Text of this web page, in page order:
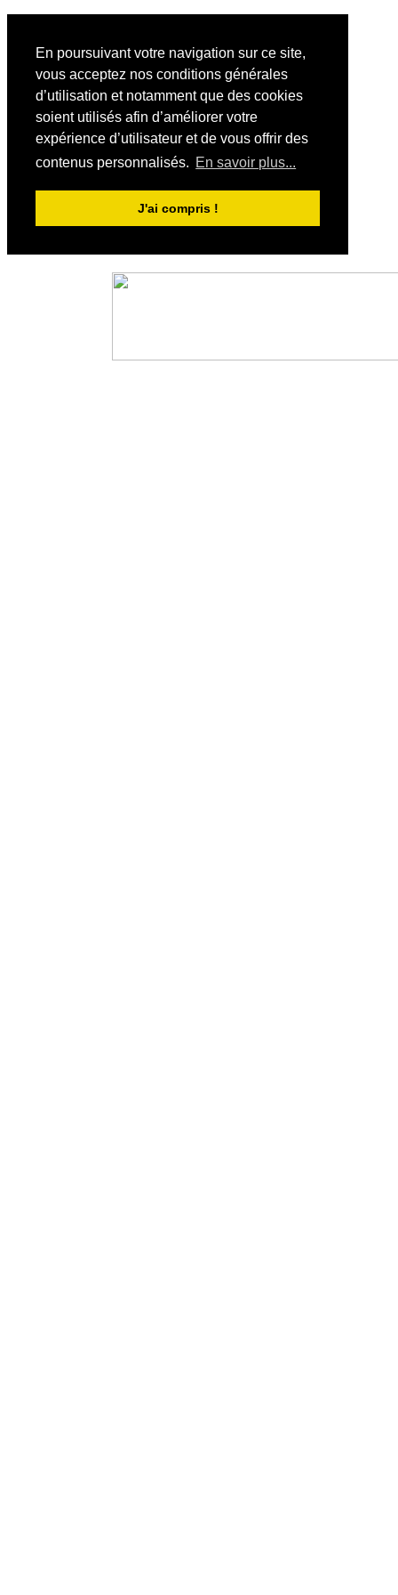
En poursuivant votre navigation sur ce site,
vous acceptez nos conditions générales
d’utilisation et notamment que des cookies
soient utilisés afin d’améliorer votre
expérience d’utilisateur et de vous offrir des
contenus personnalisés. En savoir plus...
J'ai compris !